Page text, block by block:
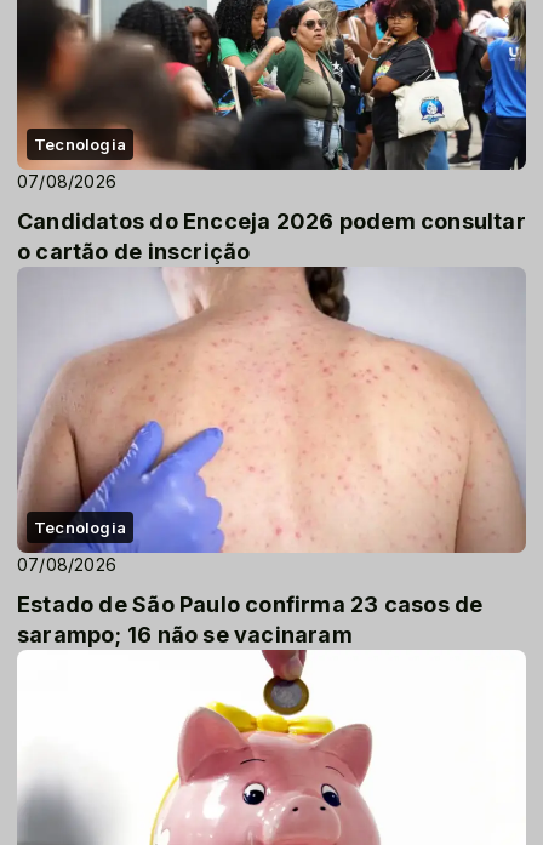
Tecnologia
07/08/2026
Candidatos do Encceja 2026 podem consultar
o cartão de inscrição
Tecnologia
07/08/2026
Estado de São Paulo confirma 23 casos de
sarampo; 16 não se vacinaram